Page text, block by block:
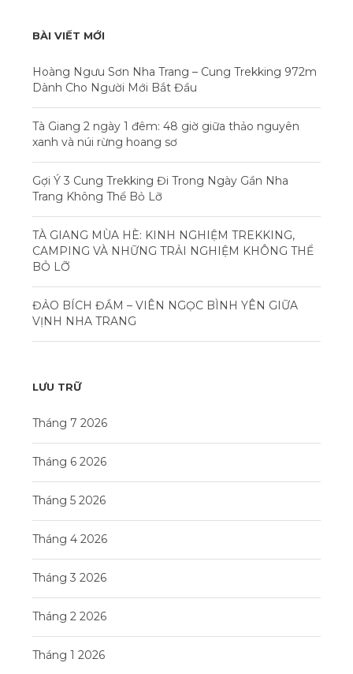
BÀI VIẾT MỚI
Hoàng Ngưu Sơn Nha Trang – Cung Trekking 972m
Dành Cho Người Mới Bắt Đầu
Tà Giang 2 ngày 1 đêm: 48 giờ giữa thảo nguyên
xanh và núi rừng hoang sơ
Gợi Ý 3 Cung Trekking Đi Trong Ngày Gần Nha
Trang Không Thể Bỏ Lỡ
TÀ GIANG MÙA HÈ: KINH NGHIỆM TREKKING,
CAMPING VÀ NHỮNG TRẢI NGHIỆM KHÔNG THỂ
BỎ LỠ
ĐẢO BÍCH ĐẦM – VIÊN NGỌC BÌNH YÊN GIỮA
VỊNH NHA TRANG
LƯU TRỮ
Tháng 7 2026
Tháng 6 2026
Tháng 5 2026
Tháng 4 2026
Tháng 3 2026
Tháng 2 2026
Tháng 1 2026